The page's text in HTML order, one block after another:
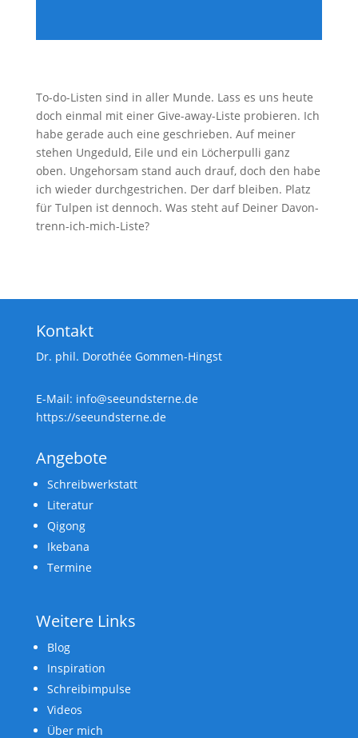
To-do-Listen sind in aller Munde. Lass es uns heute
doch einmal mit einer Give-away-Liste probieren. Ich
habe gerade auch eine geschrieben. Auf meiner
stehen Ungeduld, Eile und ein Löcherpulli ganz
oben. Ungehorsam stand auch drauf, doch den habe
ich wieder durchgestrichen. Der darf bleiben. Platz
für Tulpen ist dennoch. Was steht auf Deiner Davon-
trenn-ich-mich-Liste?
Kontakt
Dr. phil. Dorothée Gommen-Hingst
E-Mail: info@seeundsterne.de
https://seeundsterne.de
Angebote
Schreibwerkstatt
Literatur
Qigong
Ikebana
Termine
Weitere Links
Blog
Inspiration
Schreibimpulse
Videos
Über mich